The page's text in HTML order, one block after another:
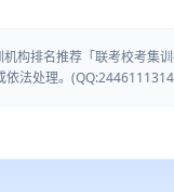
机构排名推荐「联考校考集
依法处理。